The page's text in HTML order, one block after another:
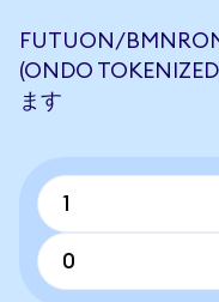
FUTUON/
(ONDO
ます